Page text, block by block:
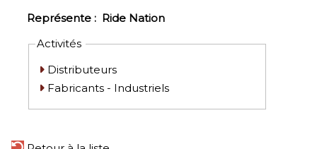
Représente : Ride Nation
Activités
Distributeurs
Fabricants - Industriels